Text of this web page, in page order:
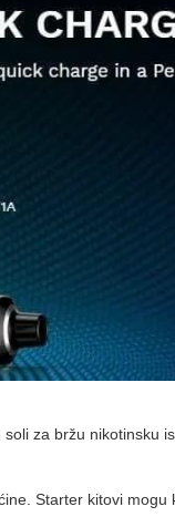
za bržu nikotinsku
Starter kitovi